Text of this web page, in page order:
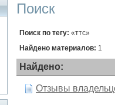
Поиск
Поиск по тегу: «ттс»
Найдено материалов: 1
Найдено:
Отзывы